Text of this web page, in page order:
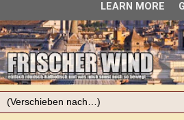
LEARN MORE